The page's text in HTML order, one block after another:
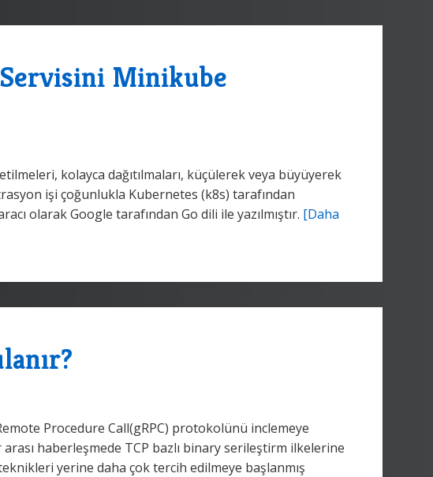
Minikube
kolayca dağıtılmaları, küçülerek veya büyüyerek
işi çoğunlukla Kubernetes (k8s) tarafından
olarak Google tarafından Go dili ile yazılmıştır. [Daha
Procedure Call(gRPC) protokolünü inclemeye
arası haberleşmede TCP bazlı binary serileştirm ilkelerine
yerine daha çok tercih edilmeye başlanmış